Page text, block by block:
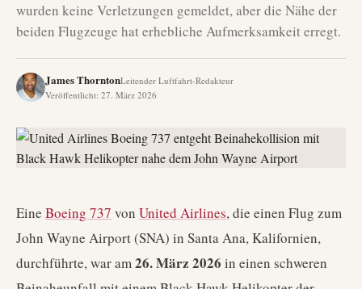
wurden keine Verletzungen gemeldet, aber die Nähe der
beiden Flugzeuge hat erhebliche Aufmerksamkeit erregt.
James ThorntonLeitender Luftfahrt-Redakteur
Veröffentlicht: 27. März 2026
Eine Boeing 737 von United Airlines, die einen Flug zum
John Wayne Airport (SNA) in Santa Ana, Kalifornien,
durchführte, war am26. März 2026 in einen schweren